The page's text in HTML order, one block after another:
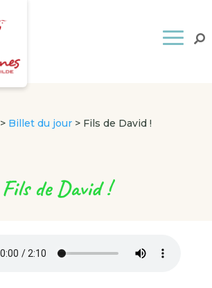
> Billet du jour > Fils de David !
Fils de David !